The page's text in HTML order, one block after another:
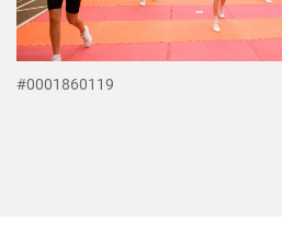
#0001860119